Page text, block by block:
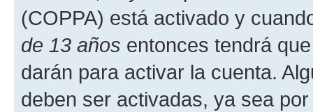
(COPPA) está activado y
de 13 años entonces tendrá
darán para activar la cuenta.
deben ser activadas, ya sea